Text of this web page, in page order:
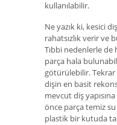
kullanılabilir.
Ne yazık ki, kesici
rahatsızlık verir ve
Tıbbi nedenlerle de
parça hala
götürülebilir. Tekrar
dişin en basit
mevcut diş
önce parça temiz su
plastik bir kutuda